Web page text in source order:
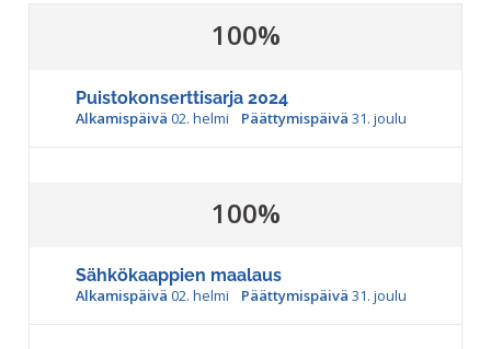
Puistokonserttisarja 2024
Alkamispäivä 02. helmi Päättymispäivä 31. joulu
100%
Sähkökaappien maalaus
Alkamispäivä 02. helmi Päättymispäivä 31. joulu
100%